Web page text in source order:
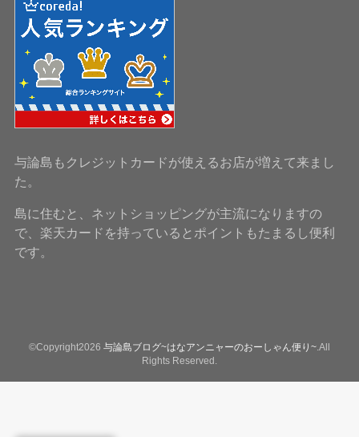
与論島もクレジットカードが使えるお店が増えて来まし
た。
島に住むと、ネットショッピングが主流になりますの
で、楽天カードを持っているとポイントもたまるし便利
です。
©Copyright2026 与論島ブログ~はなアンニャーのおーしゃん便り~ .All
Rights Reserved.